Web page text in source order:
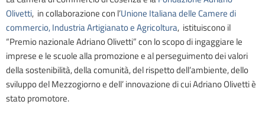
Olivetti, in collaborazione con l’Unione Italiana delle Camere di
commercio, Industria Artigianato e Agricoltura, istituiscono il
“Premio nazionale Adriano Olivetti” con lo scopo di ingaggiare le
imprese e le scuole alla promozione e al perseguimento dei valori
della sostenibilità, della comunità, del rispetto dell’ambiente, dello
sviluppo del Mezzogiorno e dell’ innovazione di cui Adriano Olivetti è
stato promotore.